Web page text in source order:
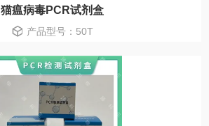
猫瘟病毒PCR试剂盒
产品型号：50T